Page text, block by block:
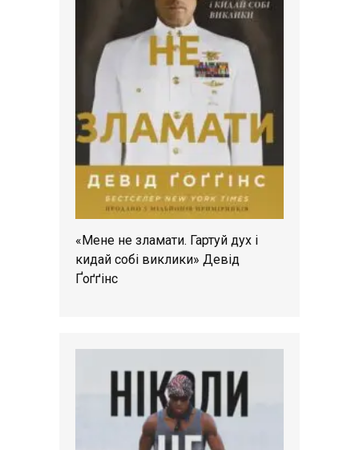
«Мене не зламати. Гартуй дух і
кидай собі виклики» Девід
Ґоґґінс